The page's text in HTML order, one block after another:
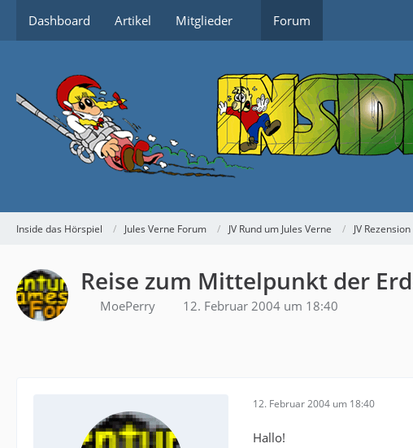
Dashboard Artikel Mitglieder Forum
Inside das Hörspiel Jules Verne Forum JV Rund um Jules Verne JV Rezension
Reise zum Mittelpunkt der
MoePerry 12. Februar 2004 um 18:40
12. Februar 2004 um 18:40
Hallo!